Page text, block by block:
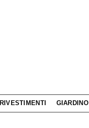
RIVESTIMENTI GIARDINO